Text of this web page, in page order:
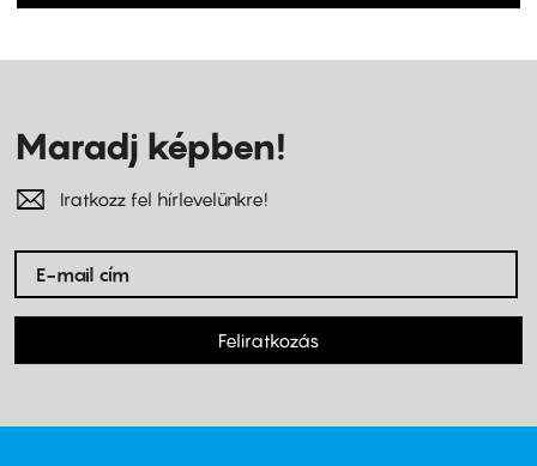
Maradj képben!
Iratkozz fel hírlevelünkre!
Feliratkozás